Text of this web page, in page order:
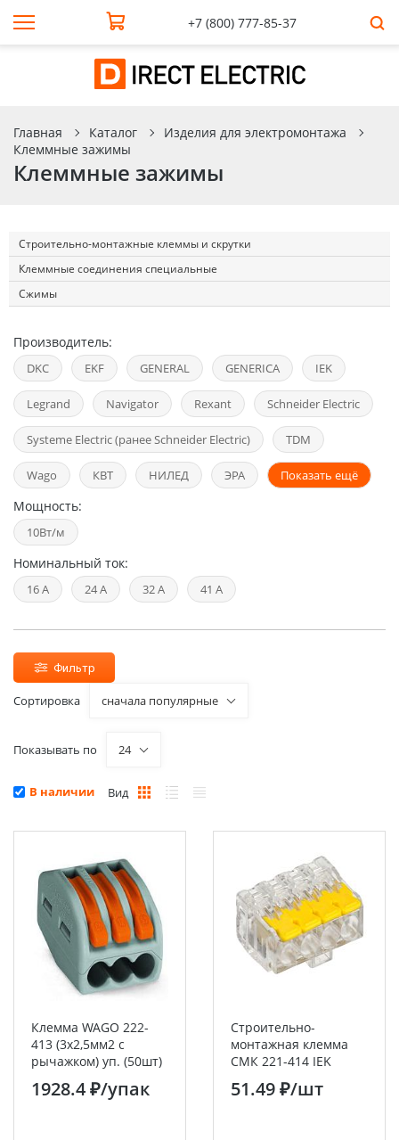
+7 (800) 777-85-37
Главная Каталог
Изделия для электромонтажа
Клеммные зажимы
Клеммные зажимы
Строительно-монтажные клеммы и скрутки
Клеммные соединения специальные
Сжимы
Производитель:
DKC EKF GENERAL GENERICA IEK
Legrand Navigator Rexant Schneider Electric
Systeme Electric (ранее Schneider Electric) TDM
Wago КВТ НИЛЕД ЭРА Показать ещё
Мощность:
10Вт/м
Номинальный ток:
16 А 24 А 32 А 41 А
Фильтр
Сортировка сначала популярные
Показывать по 24
В наличии Вид
Клемма WAGO 222-
413 (3х2,5мм2 с
рычажком) уп. (50шт)
1928.4 ₽/упак
Строительно-
монтажная клемма
СМК 221-414 IEK
51.49 ₽/шт